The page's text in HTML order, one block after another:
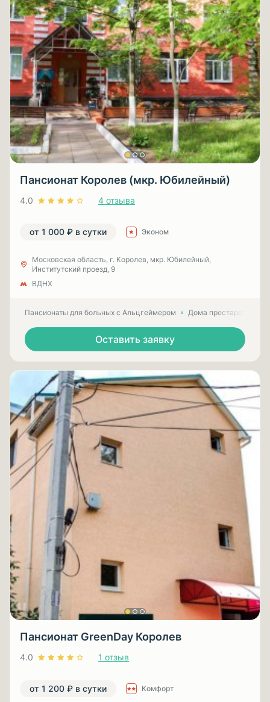
Пансионат Королев (мкр. Юбилейный)
4.0 4 отзыва
от 1 000 ₽ в сутки Эконом
Московская область, г. Королев, мкр. Юбилейный,
Институтский проезд, 9
ВДНХ
Пансионаты для больных с Альцгеймером Дома престарелых
Оставить заявку
Пансионат GreenDay Королев
4.0 1 отзыв
от 1 200 ₽ в сутки Комфорт